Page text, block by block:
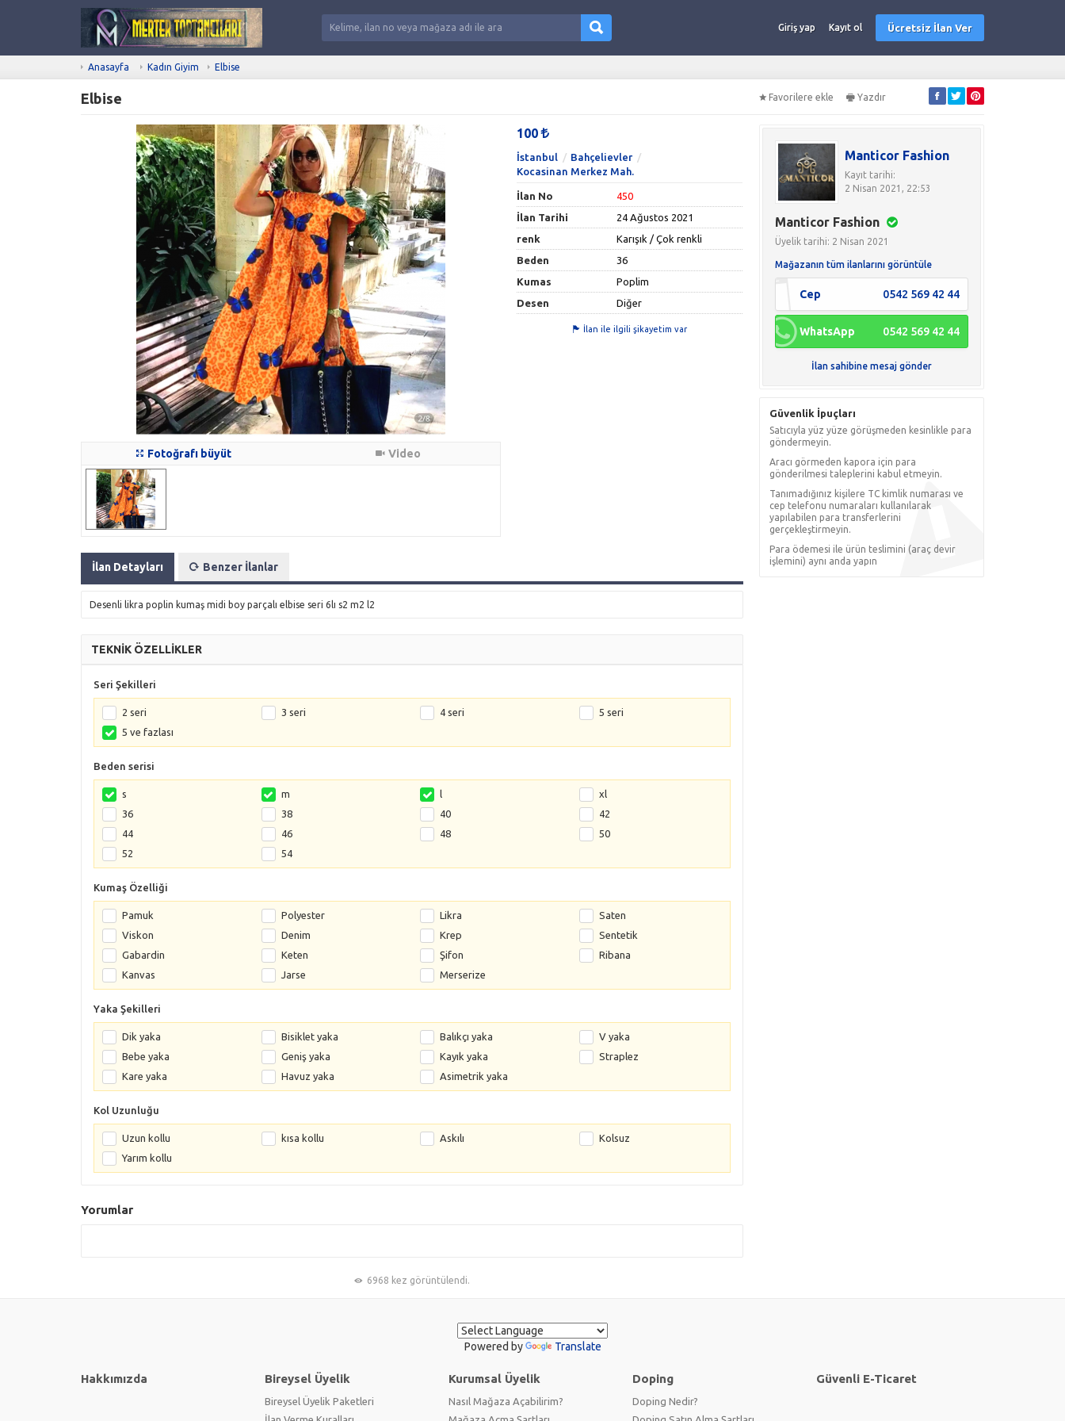
Giriş yap Kayıt ol Ücretsiz İlan Ver
Anasayfa Kadın Giyim Elbise
Elbise Favorilere ekle Yazdır
Fotoğrafı büyüt Video
100
İstanbul
Bahçelievler
Kocasinan Merkez Mah.
İlan No
450
İlan Tarihi
24 Ağustos 2021
renk
Karışık / Çok renkli
Beden
36
Kumas
Poplim
Desen
Diğer
İlan ile ilgili şikayetim var
İlan Detayları Benzer İlanlar
Desenli likra poplin kumaş midi boy parçalı elbise seri 6lı s2 m2 l2
TEKNİK ÖZELLİKLER
Seri Şekilleri
2 seri 3 seri 4 seri
5 seri
5 ve fazlası
Beden serisi
s m l
xl
36
38 40
42
44
46 48
50
52
54
Kumaş Özelliği
Pamuk Polyester Likra
Saten
Viskon
Denim Krep
Sentetik
Gabardin
Keten Şifon
Ribana
Kanvas
Jarse Merserize
Yaka Şekilleri
Dik yaka Bisiklet yaka Balıkçı yaka
V yaka
Bebe yaka
Geniş yaka Kayık yaka
Straplez
Kare yaka
Havuz yaka Asimetrik yaka
Kol Uzunluğu
Uzun kollu kısa kollu Askılı
Kolsuz
Yarım kollu
Yorumlar
6968 kez görüntülendi.
Manticor Fashion
Kayıt tarihi:
2 Nisan 2021, 22:53
Manticor Fashion
Üyelik tarihi: 2 Nisan 2021
Mağazanın tüm ilanlarını görüntüle
Cep 0542 569 42 44
WhatsApp 0542 569 42 44
İlan sahibine mesaj gönder
Güvenlik İpuçları
Satıcıyla yüz yüze görüşmeden kesinlikle para
göndermeyin.
Aracı görmeden kapora için para
gönderilmesi taleplerini kabul etmeyin.
Tanımadığınız kişilere TC kimlik numarası ve
cep telefonu numaraları kullanılarak
yapılabilen para transferlerini
gerçekleştirmeyin.
Para ödemesi ile ürün teslimini (araç devir
işlemini) aynı anda yapın
Powered by Translate
Hakkımızda Bireysel Üyelik
Bireysel Üyelik Paketleri
Kurumsal Üyelik
Nasıl Mağaza Açabilirim?
Doping
Doping Nedir?
Güvenli E-Ticaret